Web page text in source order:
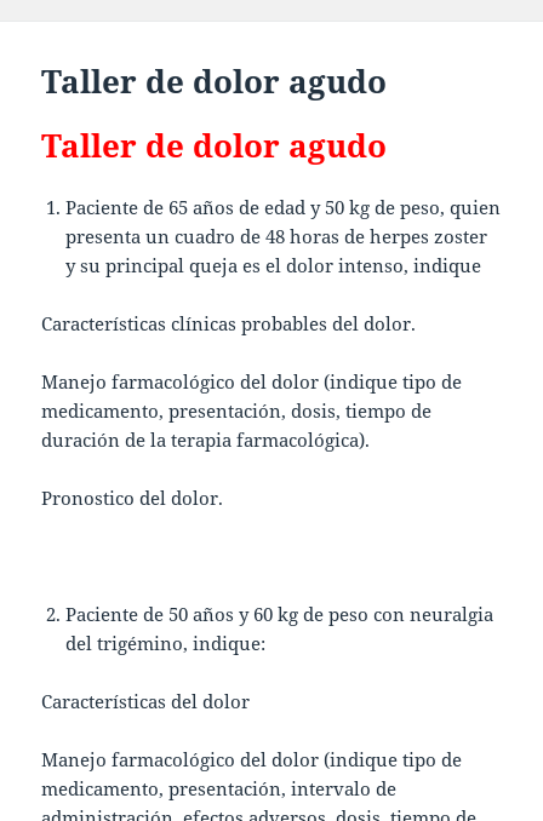
Taller de dolor agudo
Taller de dolor agudo
Paciente de 65 años de edad y 50 kg de peso, quien
presenta un cuadro de 48 horas de herpes zoster
y su principal queja es el dolor intenso, indique
Características clínicas probables del dolor.
Manejo farmacológico del dolor (indique tipo de
medicamento, presentación, dosis, tiempo de
duración de la terapia farmacológica).
Pronostico del dolor.
Paciente de 50 años y 60 kg de peso con neuralgia
del trigémino, indique:
Características del dolor
Manejo farmacológico del dolor (indique tipo de
medicamento, presentación, intervalo de